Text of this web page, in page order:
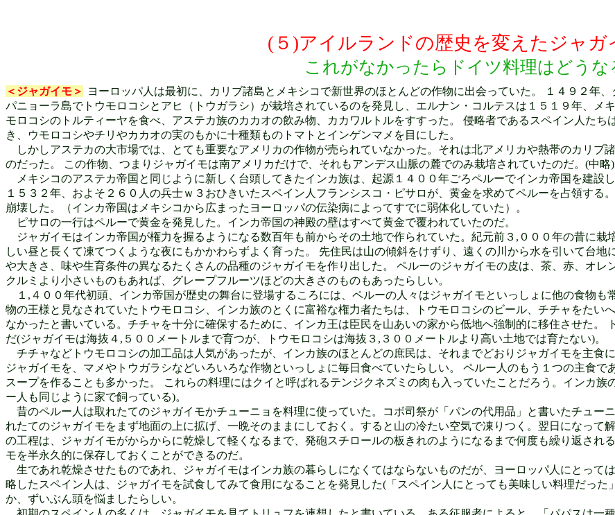
(５)アイルランドの歴史を変えたジャ
これがなかったらドイツ料理はどうな
＜ジャガイモ＞
ヨーロッパ人は最初に、カリブ諸島とメキシコで新世界のほとんどの作物に出会っていた。 １４９２年
パニョーラ島でトウモロコシとアヒ（トウガラシ）が栽培されているのを発見し、エルナン・コルテスは１５１９年、メ
モロコシのトルティーヤを食べ、アステカ族のカカオの飲み物、カカワルトルをすすった。 侵略者であるスペイン人た
き、ウモロコシやチリやカカオの実のもかに十種類ものトマトとインゲンマメを目にした。
しかしアステカの大市場では、とても重要なアメリカの作物が売られていなかった。それは北アメリカや熱帯のカリブ
のだった。 この作物、つまりジャガイモは南アメリカだけで、それもアンデス山脈の麓でのみ栽培されていたのだ。(中略)
メキシコのアステカ帝国と同じように新しく台頭してきたインカ族は、起源１４００年ごろペルーでインカ帝国を建設
１５３２年、およそ２６０人の兵士ｗ３おひきいたスペイン人フランシスコ・ピサロが、黄金を求めてペルーを占領する
崩壊した。（インカ帝国はメキシコから広まったヨーロッパの伝染病によってすでに弱体化していた）。
ピサロの一行はペルーで黄金を発見した。インカ帝国の神殿の壁はすべて黄金で覆われていたのだ。
ジャガイモはインカ帝国が権力を握るようになる数百年も前からその土地で作られていた。紀元前３,０００年の昔に
しい昼と長くて凍てつくような夜にもかかわらずよく育った。 先住民は山の傾斜をけずり、遠くの川から水を引いて台
や大きさ、味や生育条件の異なるたくさんの品種のジャガイモを作り出した。 ペルーのジャガイモの皮は、茶、赤、オレ
クルミより小さいものもあれば、グレープフルーツほどの大きさのものもあったらしい。
１,４００年代初頭、インカ帝国が歴史の舞台に登場するころには、ペルーの人々はジャガイモといっしょに他の食物
物の王様と見なされていたトウモロコシ、インカ族のとくに富裕な権力者たちは、トウモロコシのビール、チチャをたい
なかったと書いている。チチャを十分に確保するために、インカ王は臣民を山あいの家から低地へ強制的に移住させた。
だ(ジャガイモは海抜４,５００メートルまで育つが、トウモロコシは海抜３,３００メートルより高い土地では育たない)。
チチャなどトウモロコシの加工品は人気があったが、インカ族のほとんどの庶民は、それまでどおりジャガイモを主食
ジャガイモを、マメやトウガラシなどいろいろな作物といっしょに毎日食べていたらしい。 ペルー人のもう１つの主食
スープを作ることも多かった。 これらの料理にはクイと呼ばれるテンジクネズミの肉も入っていたことだろう。インカ
ー人も同じように家で飼っている)。
昔のペルー人は取れたてのジャガイモかチューニョを料理に使っていた。コボ司祭が「パンの代用品」と書いたチュー
れたてのジャガイモをまず地面の上に拡げ、一晩そのままにしておく。すると山の冷たい空気で凍りつく。翌日になって
の工程は、ジャガイモがからからに乾燥して軽くなるまで、発砲スチロールの板きれのようになるまで何度も繰り返され
モを半永久的に保存しておくことができるのだ。
生であれ乾燥させたものであれ、ジャガイモはインカ族の暮らしになくてはならないものだが、ヨーロッパ人にとって
略したスペイン人は、ジャガイモを試食してみて食用になることを発見した(「スペイン人にとっても美味しい料理だっ
か、ずいぶん頭を悩ましたらしい。